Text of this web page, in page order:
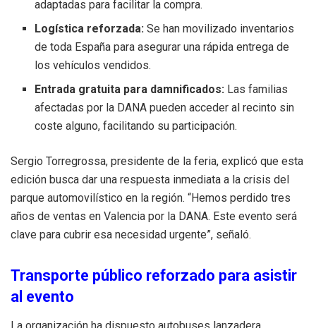
adaptadas para facilitar la compra.
Logística reforzada: Se han movilizado inventarios
de toda España para asegurar una rápida entrega de
los vehículos vendidos.
Entrada gratuita para damnificados: Las familias
afectadas por la DANA pueden acceder al recinto sin
coste alguno, facilitando su participación.
Sergio Torregrossa, presidente de la feria, explicó que esta
edición busca dar una respuesta inmediata a la crisis del
parque automovilístico en la región. “Hemos perdido tres
años de ventas en Valencia por la DANA. Este evento será
clave para cubrir esa necesidad urgente”, señaló.
Transporte público reforzado para asistir
al evento